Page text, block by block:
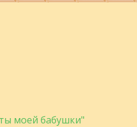
моей бабушки"